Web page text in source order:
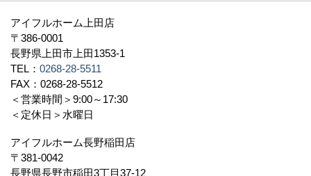
アイフルホーム上田店
〒386-0001
長野県上田市上田1353-1
TEL： 0268-28-5511
FAX：0268-28-5512
＜営業時間＞9:00～17:30
＜定休日＞水曜日
アイフルホーム長野稲田店
〒381-0042
長野県長野市稲田3丁目37-12